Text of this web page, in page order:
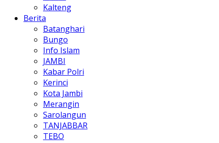
Kalteng
Berita
Batanghari
Bungo
Info Islam
JAMBI
Kabar Polri
Kerinci
Kota Jambi
Merangin
Sarolangun
TANJABBAR
TEBO